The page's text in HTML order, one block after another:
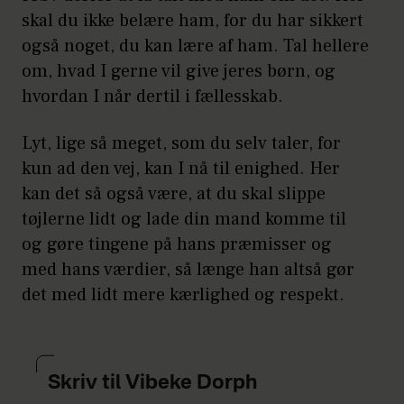
skal du ikke belære ham, for du har sikkert
også noget, du kan lære af ham. Tal hellere
om, hvad I gerne vil give jeres børn, og
hvordan I når dertil i fællesskab.
Lyt, lige så meget, som du selv taler, for
kun ad den vej, kan I nå til enighed. Her
kan det så også være, at du skal slippe
tøjlerne lidt og lade din mand komme til
og gøre tingene på hans præmisser og
med hans værdier, så længe han altså gør
det med lidt mere kærlighed og respekt.
Skriv til Vibeke Dorph